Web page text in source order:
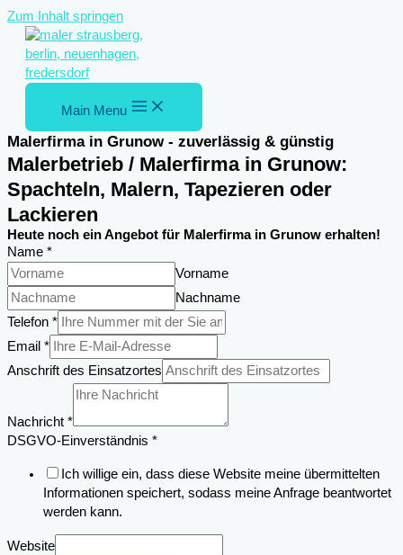
Zum Inhalt springen
Main Menu
Malerfirma in Grunow - zuverlässig & günstig
Malerbetrieb / Malerfirma in Grunow:
Spachteln, Malern, Tapezieren oder
Lackieren
Heute noch ein Angebot für Malerfirma in Grunow erhalten!
Name *
Vorname
Nachname
Telefon *
Anschrift
des
Email *
Anschrift des Einsatzortes
Nachricht *
DSGVO-Einverständnis *
Ich willige ein, dass diese Website meine übermittelten
Informationen speichert, sodass meine Anfrage beantwortet
werden kann.
Website